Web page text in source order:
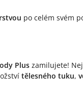
po celém svém
Plus zamilujete!
tělesného tuku,